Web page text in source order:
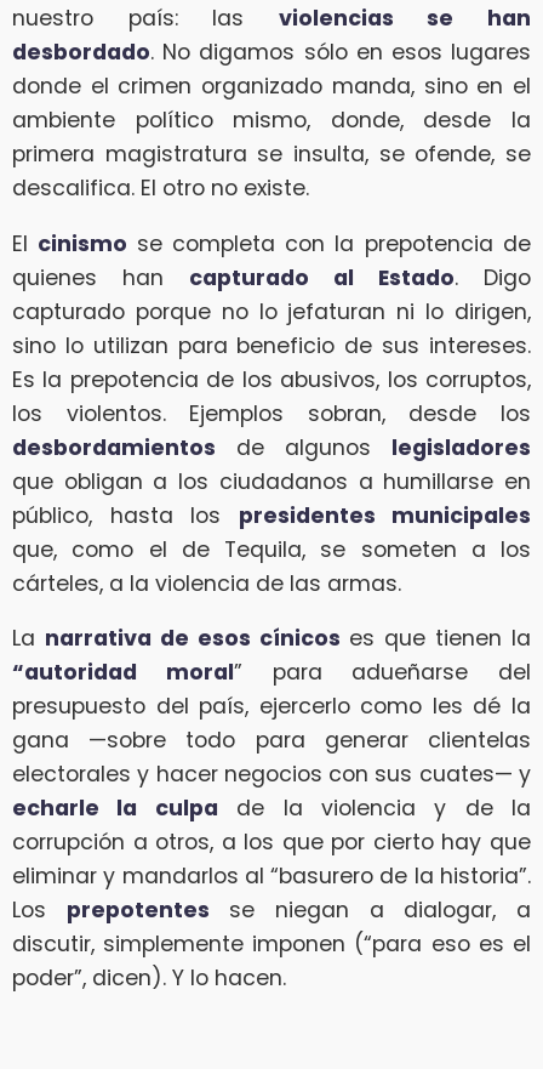
nuestro país: las violencias se han
desbordado. No digamos sólo en esos lugares
donde el crimen organizado manda, sino en el
ambiente político mismo, donde, desde la
primera magistratura se insulta, se ofende, se
descalifica. El otro no existe.
El cinismo se completa con la prepotencia de
quienes han capturado al Estado. Digo
capturado porque no lo jefaturan ni lo dirigen,
sino lo utilizan para beneficio de sus intereses.
Es la prepotencia de los abusivos, los corruptos,
los violentos. Ejemplos sobran, desde los
desbordamientos de algunos legisladores
que obligan a los ciudadanos a humillarse en
público, hasta los presidentes municipales
que, como el de Tequila, se someten a los
cárteles, a la violencia de las armas.
La narrativa de esos cínicos es que tienen la
“autoridad moral” para adueñarse del
presupuesto del país, ejercerlo como les dé la
gana —sobre todo para generar clientelas
electorales y hacer negocios con sus cuates— y
echarle la culpa de la violencia y de la
corrupción a otros, a los que por cierto hay que
eliminar y mandarlos al “basurero de la historia”.
Los prepotentes se niegan a dialogar, a
discutir, simplemente imponen (“para eso es el
poder”, dicen). Y lo hacen.